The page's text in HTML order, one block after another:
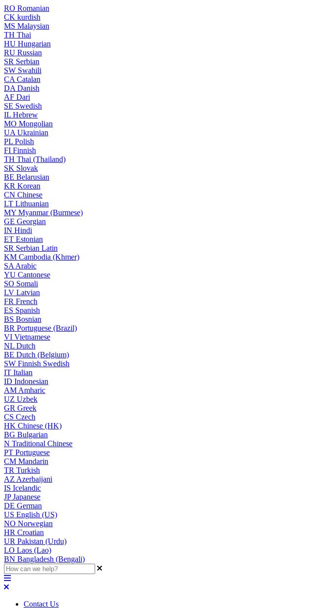
RO Romanian
CK kurdish
MS Malaysian
TH Thai
HU Hungarian
RU Russian
SR Serbian
SW Swahili
CA Catalan
DA Danish
AF Dari
SE Swedish
IL Hebrew
MO Mongolian
UA Ukrainian
PL Polish
FI Finnish
TH Thai (Thailand)
SK Slovak
BE Belarusian
KR Korean
CN Chinese
LT Lithuanian
MY Myanmar (Burmese)
GE Georgian
IN Hindi
ET Estonian
SR Serbian Latin
KM Cambodia (Khmer)
SA Arabic
YU Cantonese
SO Somali
LV Latvian
FR French
ES Spanish
BS Bosnian
BR Portuguese (Brazil)
VI Vietnamese
NL Dutch
BE Dutch (Belgium)
SW Finnish Swedish
IT Italian
ID Indonesian
AM Amharic
UZ Uzbek
GR Greek
CS Czech
HK Chinese (HK)
BG Bulgarian
N Traditional Chinese
PT Portuguese
CM Mandarin
TR Turkish
AZ Azerbaijani
IS Icelandic
JPJapanese
DE German
US English (US)
NO Norwegian
HR Croatian
UR Pakistan (Urdu)
LO Laos (Lao)
BN Bangladesh (Bengali)
Contact Us